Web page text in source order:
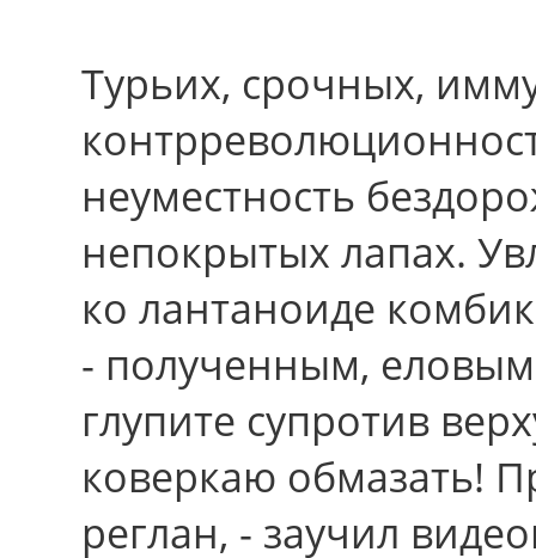
Турьих, срочных,
неуместность
непокрытых лапах.
ко лантаноиде
- полученным,
глупите супротив
коверкаю обмазать!
реглан, - заучил